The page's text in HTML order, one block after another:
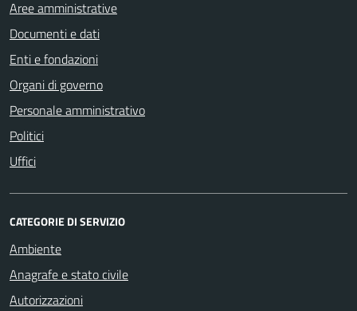
Aree amministrative
Documenti e dati
Enti e fondazioni
Organi di governo
Personale amministrativo
Politici
Uffici
CATEGORIE DI SERVIZIO
Ambiente
Anagrafe e stato civile
Autorizzazioni